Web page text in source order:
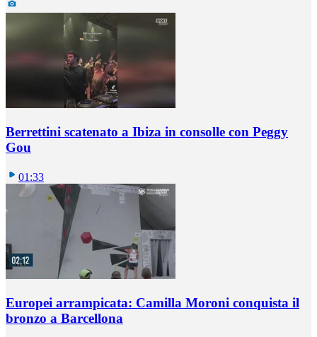
Berrettini scatenato a Ibiza in consolle con Peggy
Gou
01:33
Europei arrampicata: Camilla Moroni conquista il
bronzo a Barcellona